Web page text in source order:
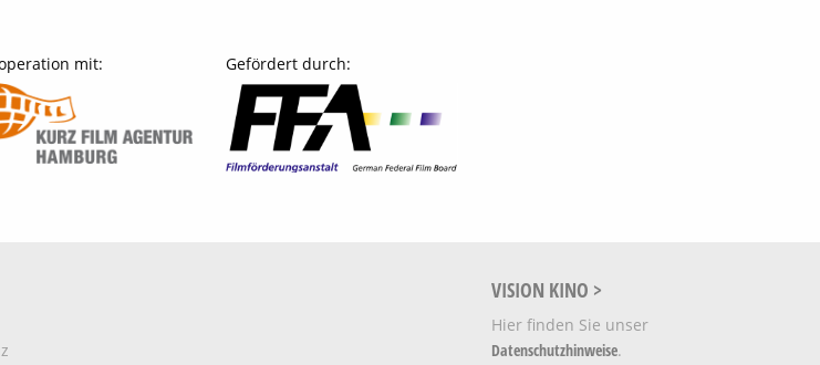
mit: Gefördert durch:
VISION KINO >
Hier finden Sie unser
Datenschutzhinweise.